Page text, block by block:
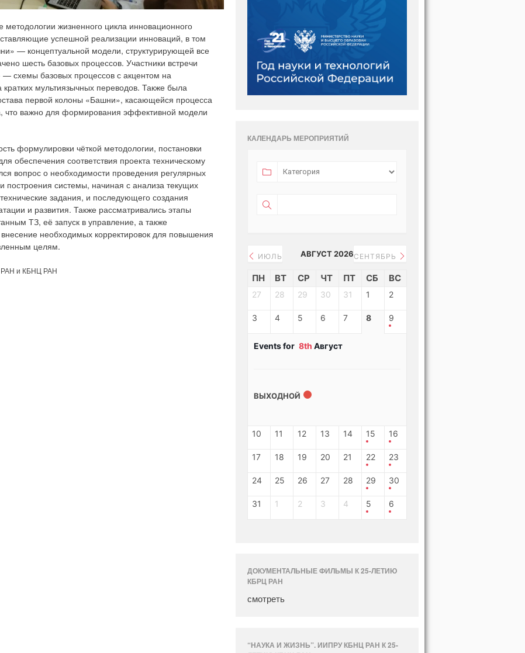
жизненного цикла инновационного
успешной реализации инноваций, в том
— концептуальной модели, структурирующей все
шесть базовых процессов. Участники встречи
схемы базовых процессов с акцентом на
мультиязычных переводов. Также была
первой колоны «Башни», касающейся процесса
что важно для формирования эффективной модели
формулировки чёткой методологии, постановки
обеспечения соответствия проекта техническому
вопрос о необходимости проведения регулярных
системы, начиная с анализа текущих
задания, и последующего создания
и развития. Также рассматривались этапы
ТЗ, её запуск в управление, а также
необходимых корректировок для повышения
целям.
РАН и КБНЦ РАН
КАЛЕНДАРЬ МЕРОПРИЯТИЙ
ИЮЛЬ АВГУСТ 2026СЕНТЯБРЬ
ПН ВТ СР ЧТ ПТ СБ ВС
27 28 29 30 31 1 2
3 4 5 6 7 8 9
Events for 8th Август
ВЫХОДНОЙ
10 11 12 13 14 15 16
17 18 19 20 21 22 23
24 25 26 27 28 29 30
31 1 2 3 4 5 6
ДОКУМЕНТАЛЬНЫЕ ФИЛЬМЫ К 25-ЛЕТИЮ
КБРЦ РАН
смотреть
“НАУКА И ЖИЗНЬ”. ИИПРУ КБНЦ РАН К 25-